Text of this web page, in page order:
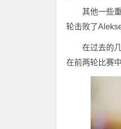
其他一些
轮击败了
在过去的
在前两轮比赛